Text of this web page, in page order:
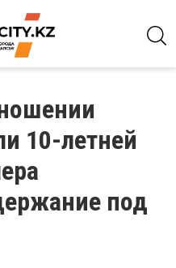
10-летней
под